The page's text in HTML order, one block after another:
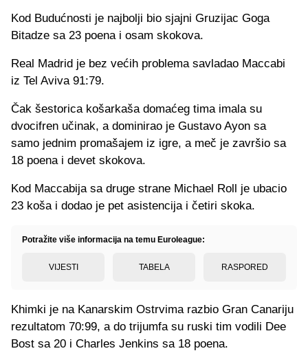
Kod Budućnosti je najbolji bio sjajni Gruzijac Goga
Bitadze sa 23 poena i osam skokova.
Real Madrid je bez većih problema savladao Maccabi
iz Tel Aviva 91:79.
Čak šestorica košarkaša domaćeg tima imala su
dvocifren učinak, a dominirao je Gustavo Ayon sa
samo jednim promašajem iz igre, a meč je završio sa
18 poena i devet skokova.
Kod Maccabija sa druge strane Michael Roll je ubacio
23 koša i dodao je pet asistencija i četiri skoka.
Potražite više informacija na temu Euroleague:
VIJESTI TABELA RASPORED
Khimki je na Kanarskim Ostrvima razbio Gran Canariju
rezultatom 70:99, a do trijumfa su ruski tim vodili Dee
Bost sa 20 i Charles Jenkins sa 18 poena.